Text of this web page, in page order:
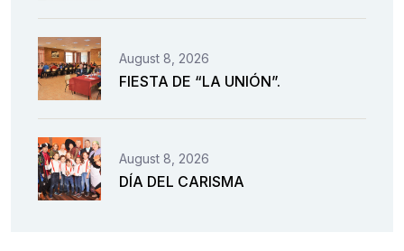
August 8, 2026
FIESTA DE “LA UNIÓN”.
August 8, 2026
DÍA DEL CARISMA